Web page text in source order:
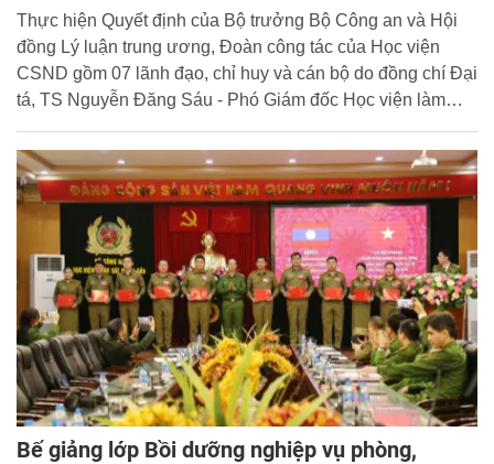
Thực hiện Quyết định của Bộ trưởng Bộ Công an và Hội
đồng Lý luận trung ương, Đoàn công tác của Học viện
CSND gồm 07 lãnh đạo, chỉ huy và cán bộ do đồng chí Đại
tá, TS Nguyễn Đăng Sáu - Phó Giám đốc Học viện làm
tại Pháp, Bỉ trong thời gian từ ngày 05/12/2023 -
13/12/2023.
Bế giảng lớp Bồi dưỡng nghiệp vụ phòng,